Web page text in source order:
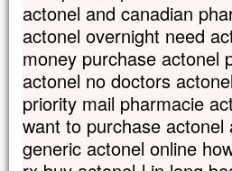
–
actonel and canadian
actonel overnight need
money purchase actonel
actonel no doctors
priority mail pharmacie
want to purchase
generic actonel online